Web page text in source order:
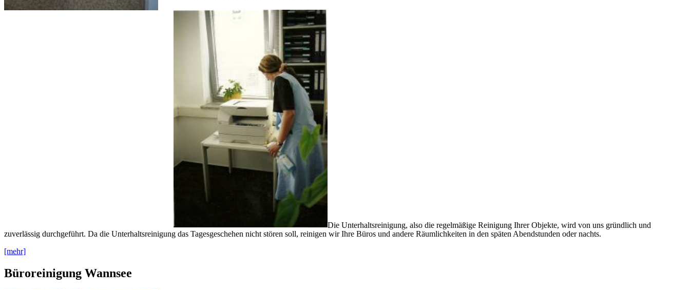
Die Unterhaltsreinigung, also die regelmäßige Reinigung Ihrer Objekte, wird von uns gründlich und
zuverlässig durchgeführt. Da die Unterhaltsreinigung das Tagesgeschehen nicht stören soll, reinigen wir Ihre Büros und andere Räumlichkeiten in den späten Abendstunden oder nachts.
[mehr]
Büroreinigung Wannsee